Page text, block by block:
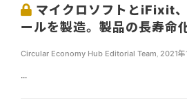
マイクロソフトとiFixit
ールを製造。製品の長寿命
Circular Economy Hub Editorial Team 2021年
...